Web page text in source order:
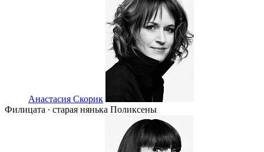
Анастасия Скорик
Филицата ∙ старая нянька Поликсены